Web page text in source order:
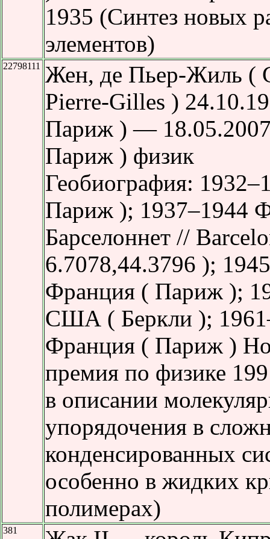
1935 (Синтез новых
элементов)
22798111
Жен, де Пьер-Жиль (
Pierre-Gilles )
Париж ) —
Париж ) физик
Геобиография:
Париж ); 1937–1944
Барселоннет //
6.7078,44.3796 );
Франция ( Париж );
США ( Беркли );
Франция ( Париж )
премия по физике
в описании
упорядочения в
конденсированных
особенно в жидких
полимерах)
381